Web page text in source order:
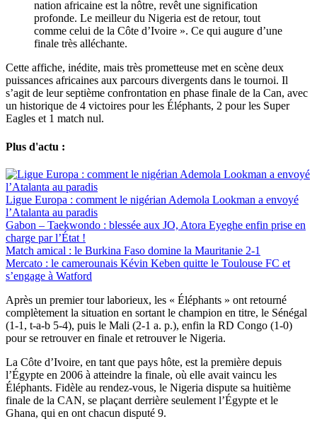
nation africaine est la nôtre, revêt une signification
profonde. Le meilleur du Nigeria est de retour, tout
comme celui de la Côte d’Ivoire ». Ce qui augure d’une
finale très alléchante.
Cette affiche, inédite, mais très prometteuse met en scène deux
puissances africaines aux parcours divergents dans le tournoi. Il
s’agit de leur septième confrontation en phase finale de la Can, avec
un historique de 4 victoires pour les Éléphants, 2 pour les Super
Eagles et 1 match nul.
Plus d'actu :
Ligue Europa : comment le nigérian Ademola Lookman a envoyé
l’Atalanta au paradis
Gabon – Taekwondo : blessée aux JO, Atora Eyeghe enfin prise en
charge par l’État !
Match amical : le Burkina Faso domine la Mauritanie 2-1
Mercato : le camerounais Kévin Keben quitte le Toulouse FC et
s’engage à Watford
Après un premier tour laborieux, les « Éléphants » ont retourné
complètement la situation en sortant le champion en titre, le Sénégal
(1-1, t-a-b 5-4), puis le Mali (2-1 a. p.), enfin la RD Congo (1-0)
pour se retrouver en finale et retrouver le Nigeria.
La Côte d’Ivoire, en tant que pays hôte, est la première depuis
l’Égypte en 2006 à atteindre la finale, où elle avait vaincu les
Éléphants. Fidèle au rendez-vous, le Nigeria dispute sa huitième
finale de la CAN, se plaçant derrière seulement l’Égypte et le
Ghana, qui en ont chacun disputé 9.